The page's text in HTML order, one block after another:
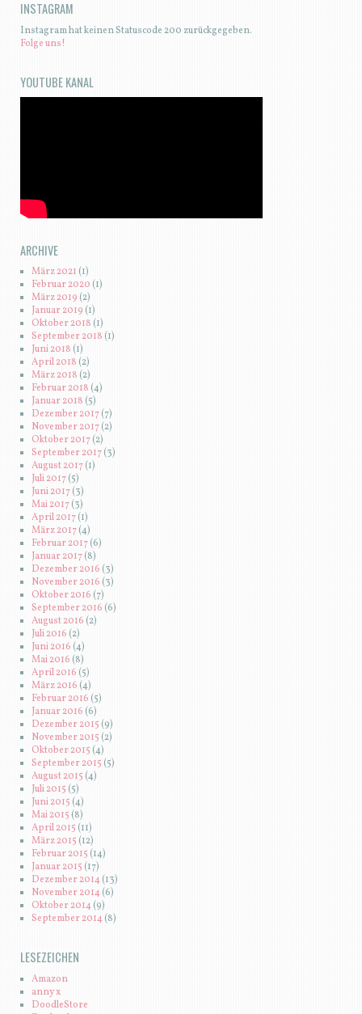
INSTAGRAM
Instagram hat keinen Statuscode 200 zurückgegeben.
Folge uns!
YOUTUBE KANAL
ARCHIVE
März 2021(1)
Februar 2020 (1)
März 2019 (2)
Januar 2019 (1)
Oktober 2018(1)
September 2018 (1)
Juni 2018 (1)
April 2018(2)
März 2018 (2)
Februar 2018(4)
Januar 2018 (5)
Dezember 2017(7)
November 2017(2)
Oktober 2017(2)
September 2017(3)
August 2017(1)
Juli 2017(5)
Juni 2017(3)
Mai 2017(3)
April 2017(1)
März 2017(4)
Februar 2017(6)
Januar 2017(8)
Dezember 2016 (3)
November 2016 (3)
Oktober 2016(7)
September 2016 (6)
August 2016(2)
Juli 2016(2)
Juni 2016 (4)
Mai 2016 (8)
April 2016(5)
März 2016 (4)
Februar 2016(5)
Januar 2016 (6)
Dezember 2015 (9)
November 2015 (2)
Oktober 2015 (4)
September 2015 (5)
August 2015 (4)
Juli 2015 (5)
Juni 2015 (4)
Mai 2015(8)
April 2015 (11)
März 2015 (12)
Februar 2015 (14)
Januar 2015 (17)
Dezember 2014(13)
November 2014(6)
Oktober 2014(9)
September 2014(8)
LESEZEICHEN
Amazon
anny x
DoodleStore